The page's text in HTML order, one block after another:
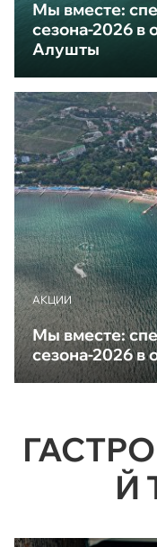
Мы вместе:
сезона-2026 в
Алушты
АКЦИИ
Мы вместе:
сезона-2026 в
Й